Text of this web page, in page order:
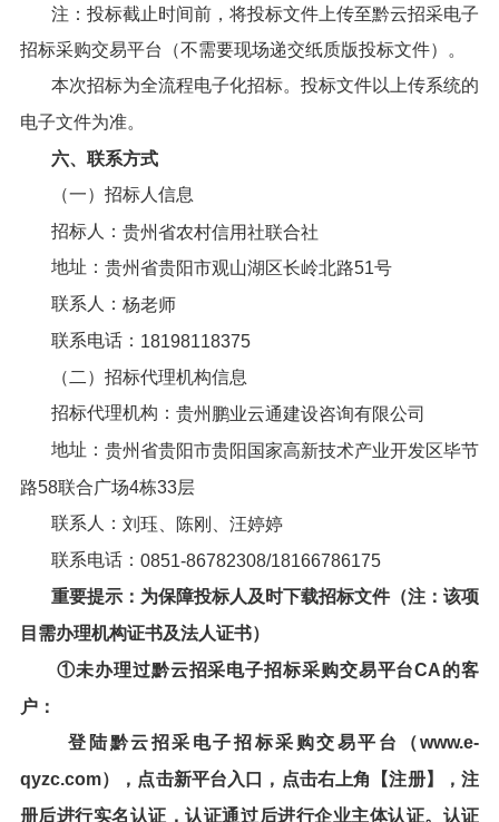
注：投标截止时间前，将投标文件上传至黔云招采电子
招标采购交易平台（不需要现场递交纸质版投标文件）。
本次招标为全流程电子化招标。投标文件以上传系统的
电子文件为准。
六、 联系方式
（一）招标人信息
招标人： 贵州省农村信用社联合社
地址： 贵州省贵阳市观山湖区长岭北路51号
联系人： 杨老师
联系电话： 18198118375
（二）招标代理机构信息
招标代理机构： 贵州鹏业云通建设咨询有限公司
地址： 贵州省贵阳市贵阳国家高新技术产业开发区毕节
路58联合广场4栋33层
联系人： 刘珏、陈刚、汪婷婷
联系电话： 0851-86782308/18166786175
重要提示：为保障投标人及时下载招标文件（注：该项
目需办理机构证书及法人证书）
①未办理过黔云招采电子招标采购交易平台CA的客
户：
登陆黔云招采电子招标采购交易平台 （www.e-
qyzc.com），点击新平台入口，点击右上角【注册】，注
册后进行实名认证，认证通过后进行企业主体认证。认证